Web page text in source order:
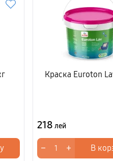
Краска Euroton
218 лей
− + В